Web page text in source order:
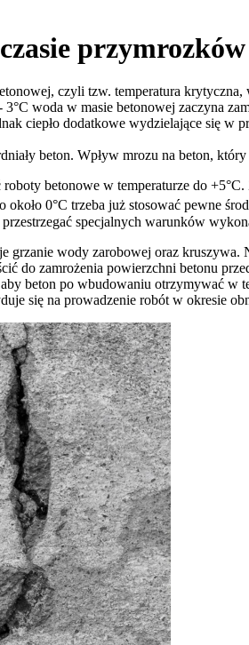
przymrozków
czyli tzw. temperatura
woda w masie betonowej zaczyna
ciepło dodatkowe wydzielające się
beton. Wpływ mrozu na beton,
betonowe w temperaturze do
około 0°C trzeba już stosować pewne
specjalnych warunków
grzanie wody zarobowej oraz
do zamrożenia powierzchni betonu
beton po wbudowaniu otrzymywać
się na prowadzenie robót w okresie